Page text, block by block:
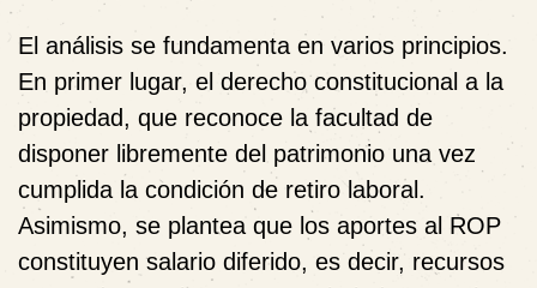
El análisis se fundamenta en varios principios.
En primer lugar, el derecho constitucional a la
propiedad, que reconoce la facultad de
disponer libremente del patrimonio una vez
cumplida la condición de retiro laboral.
Asimismo, se plantea que los aportes al ROP
constituyen salario diferido, es decir, recursos